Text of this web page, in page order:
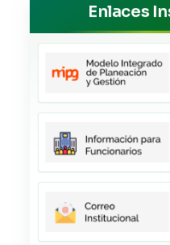
Enlaces